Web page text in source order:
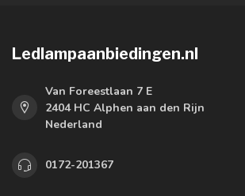
Ledlampaanbiedingen.nl
Van Foreestlaan 7 E
2404 HC Alphen aan den Rijn
Nederland
0172-201367